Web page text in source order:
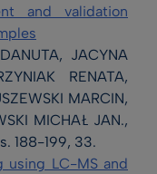
and validation
JACYNA
RENATA,
MARCIN,
MICHAŁ JAN.,
188-199, 33.
using LC-MS and